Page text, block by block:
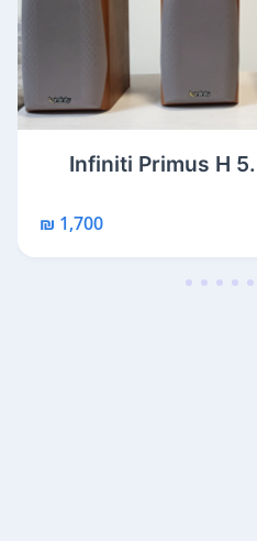
סט רמקולים מדפים 5.1 Infiniti Primus H
1,700 ₪